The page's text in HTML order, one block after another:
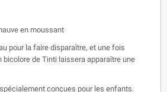
en moussant
pour la faire disparaître, et une fois
bicolore de Tinti laissera apparaître une
conçues pour les enfants.